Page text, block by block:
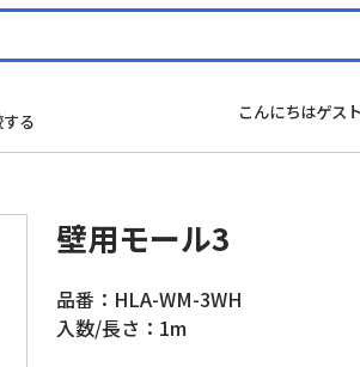
る こんにちはゲス
壁用モール3
品番：HLA-WM-3WH
入数/長さ：1m